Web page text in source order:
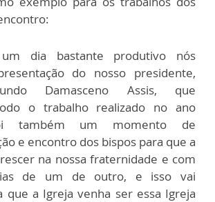
dia bastante produtivo nós
do nosso presidente,
Damasceno Assis, que
o trabalho realizado no ano
também um momento de
e encontro dos bispos para que a
na nossa fraternidade e com
de um de outro, e isso vai
que a Igreja venha ser essa Igreja